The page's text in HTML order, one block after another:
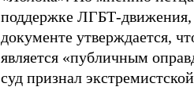
поддержке ЛГБТ-
документе утверждается,
является «публичным
суд признал